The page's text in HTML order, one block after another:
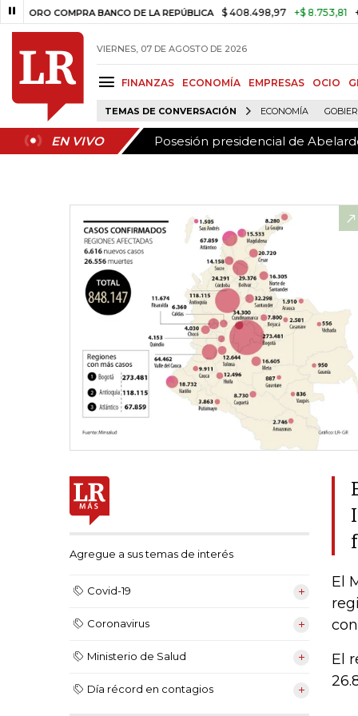
BANCO DE LA REPÚBLICA $ 408.498,97 +$ 8.753,81 +2,19%
VIERNES, 07 DE AGOSTO DE 2026
FINANZAS ECONOMÍA EMPRESAS OCIO
TEMAS DE CONVERSACIÓN ECONOMÍA
EN VIVO Posesión presidencial de
EN VIVO Posesión presidencial de
Agregue a sus temas de interés
Covid-19
Coronavirus
Ministerio de Salud
Día récord en contagios
El
El